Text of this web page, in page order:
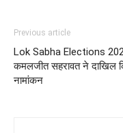
Previous article
Lok Sabha Elections
कमलजीत सहरावत ने दाखिल
नामांकन